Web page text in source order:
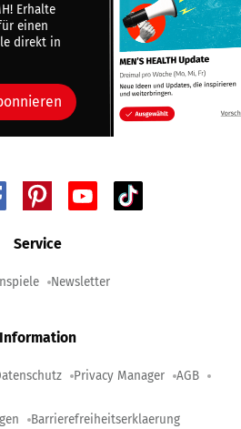
Erhalte
einen
direkt in
Service
Newsletter
Information
Privacy Manager AGB
Barrierefreiheitserklaerung